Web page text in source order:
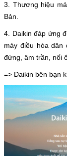
3. Thương hiệu
Bản.
4. Daikin đáp ứng
máy điều hòa dân
đứng, âm trần, nối
=> Daikin bên bạn